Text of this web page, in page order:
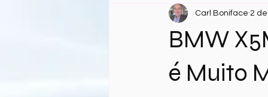
Motores BMW Estilo de
Historia BMW Edições
BMW
é Muito
Carl Boniface 2 de